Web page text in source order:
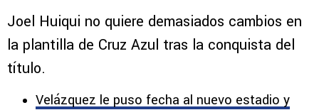
Joel Huiqui no quiere demasiados cambios en
la plantilla de Cruz Azul tras la conquista del
título.
Velázquez le puso fecha al nuevo estadio y